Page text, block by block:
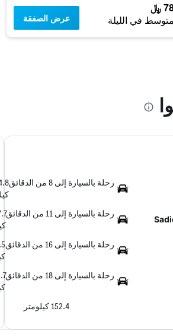
﷼
في الليلة عرض الصفقة
رحلة بالسيارة إلى 8 من الدقائق
رحلة بالسيارة إلى 11 من الدقائق
رحلة بالسيارة إلى 16 من الدقائق
رحلة بالسيارة إلى 18 من الدقائق
152.4 كيلومتر